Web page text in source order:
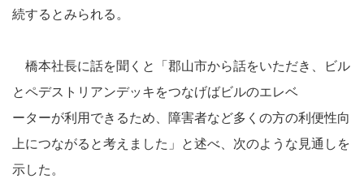
続するとみられる。
橋本社長に話を聞くと「郡山市から話をいただき、ビル
とペデストリアンデッキをつなげばビルのエレベ
ーターが利用できるため、障害者など多くの方の利便性向
上につながると考えました」と述べ、次のような見通しを
示した。